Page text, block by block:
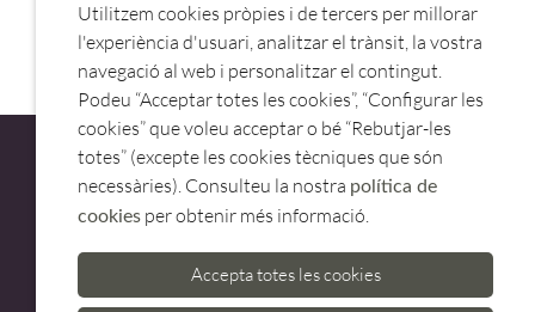
BOTELLA BIBERON PUSH 500ML 61978.LACOR
ATENCIÓ AL CLIENT
973 500 580
Utilitzem cookies pròpies i de tercers per millorar
l'experiència d'usuari, analitzar el trànsit, la vostra
navegació al web i personalitzar el contingut.
Podeu “Acceptar totes les cookies”, “Configurar les
cookies” que voleu acceptar o bé “Rebutjar-les
totes” (excepte les cookies tècniques que són
necessàries). Consulteu la nostra política de
cookies per obtenir més informació.
Accepta totes les cookies